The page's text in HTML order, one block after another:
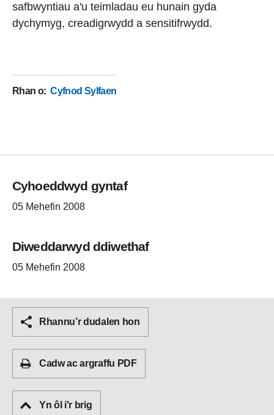
safbwyntiau a'u teimladau eu hunain gyda
dychymyg, creadigrwydd a sensitifrwydd.
Rhan o:Cyfnod Sylfaen
Cyhoeddwyd gyntaf
05 Mehefin 2008
Diweddarwyd ddiwethaf
05 Mehefin 2008
Rhannu’r dudalen hon
Cadw ac argraffu PDF
Yn ôl i'r brig